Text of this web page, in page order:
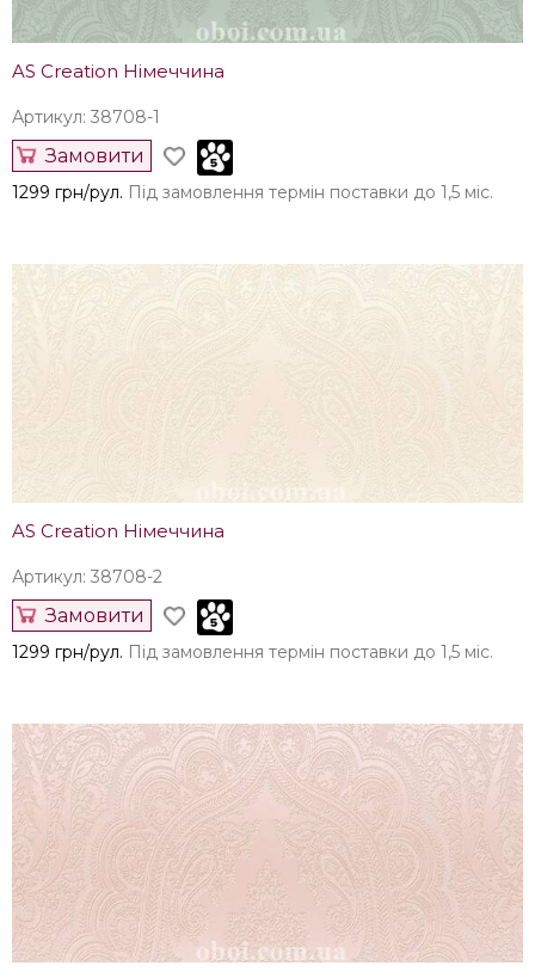
AS Creation Німеччина
Артикул: 38708-1
Замовити
1299 грн/рул. Під замовлення термін поставки до 1,5 міс.
AS Creation Німеччина
Артикул: 38708-2
Замовити
1299 грн/рул. Під замовлення термін поставки до 1,5 міс.